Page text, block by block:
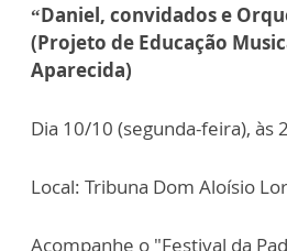
“Daniel, convidados e
(Projeto de Educação
Aparecida)
Dia 10/10 (segunda-feira), às
Local: Tribuna Dom Aloísio
Acompanhe o "Festival da